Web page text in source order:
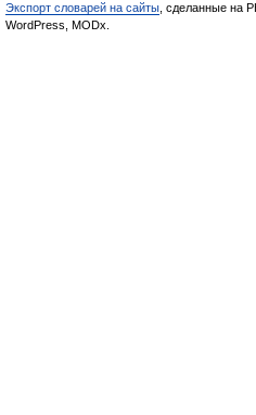
Экспорт словарей на сайты , сделанные на
WordPress, MODx.